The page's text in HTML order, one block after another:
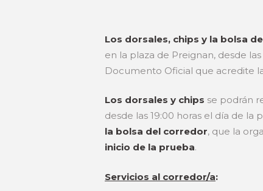
Los dorsales, chips y la bolsa
en la plaza de Preignan, desde
Documento Oficial que acredite
Los dorsales y chips se podrán
desde las 19:00 horas el día de
la bolsa del corredor, que la
inicio de la prueba.
Servicios al corredor/a: